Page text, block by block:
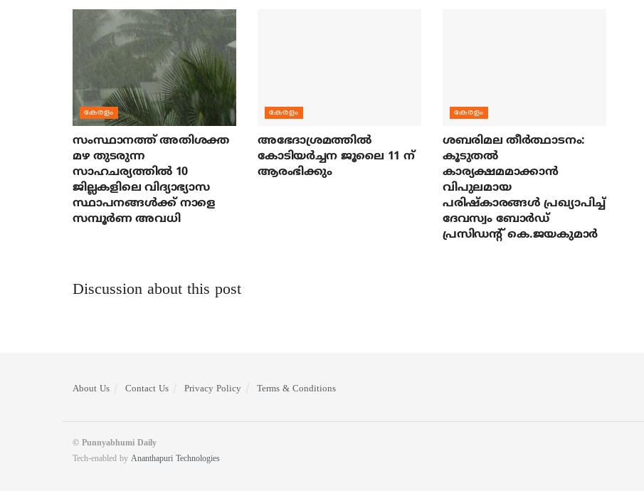
കേരളം
സംസ്ഥാനത്ത് അതിശക്ത
മഴ തുടരുന്ന
സാഹചര്യത്തിൽ 10
ജില്ലകളിലെ വിദ്യാഭ്യാസ
സ്ഥാപനങ്ങൾക്ക് നാളെ
സമ്പൂർണ അവധി
കേരളം
അഭേദാശ്രമത്തില്‍
കോടിയര്‍ച്ചന ജൂലൈ 11 ന്
ആരംഭിക്കും
കേരളം
ശബരിമല തീര്‍ത്ഥാടനം:
കൂടുതല്‍
കാര്യക്ഷമമാക്കാന്‍
വിപുലമായ
പരിഷ്‌കാരങ്ങള്‍ പ്രഖ്യാപിച്ച്
ദേവസ്വം ബോര്‍ഡ്
പ്രസിഡന്റ് കെ.ജയകുമാര്‍
Discussion about this post
About Us Contact Us Privacy Policy Terms & Conditions
© Punnyabhumi Daily
Tech-enabled by Ananthapuri Technologies